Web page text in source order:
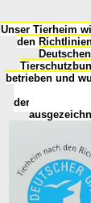
Unser Tierheim
den
Deutschen
betrieben und
der